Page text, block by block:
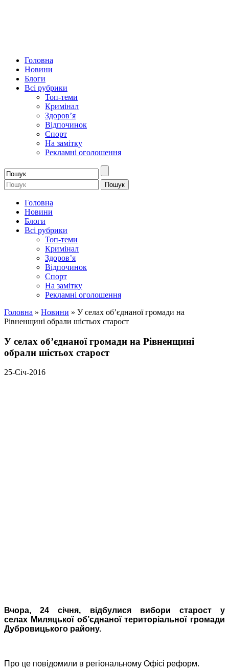
Головна
Новини
Блоги
Всі рубрики
Топ-теми
Кримінал
Здоров’я
Відпочинок
Спорт
На замітку
Рекламні оголошення
Головна
Новини
Блоги
Всі рубрики
Топ-теми
Кримінал
Здоров’я
Відпочинок
Спорт
На замітку
Рекламні оголошення
Головна » Новини » У селах об’єднаної громади на
Рівненщині обрали шістьох старост
У селах об’єднаної громади на Рівненщині
обрали шістьох старост
25-Січ-2016
Вчора, 24 січня, відбулися вибори старост у
селах Миляцької об’єднаної територіальної громади
Дубровицького району.
Про це повідомили в регіональному Офісі реформ.